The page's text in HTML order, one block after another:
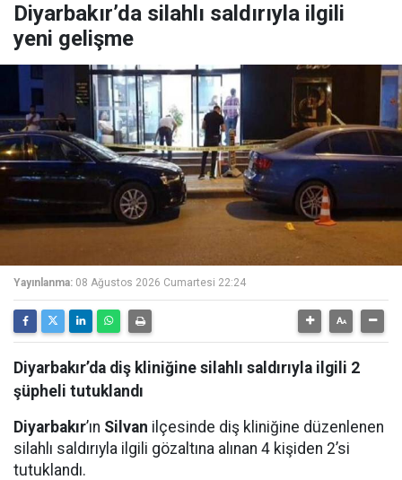
Diyarbakır’da silahlı saldırıyla ilgili
yeni gelişme
Yayınlanma: 08 Ağustos 2026 Cumartesi 22:24
Diyarbakır’da diş kliniğine silahlı saldırıyla ilgili 2
şüpheli tutuklandı
Diyarbakır’ın Silvan ilçesinde diş kliniğine düzenlenen
silahlı saldırıyla ilgili gözaltına alınan 4 kişiden 2’si
tutuklandı.